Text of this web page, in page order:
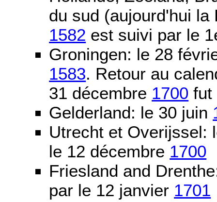
du sud (aujourd'hui la
1582 est suivi par le
Groningen: le 28
1583. Retour au
31 décembre 1700 fut
Gelderland: le 30 juin
Utrecht et Overijssel:
le 12 décembre 1700
Friesland and
par le 12 janvier 1701